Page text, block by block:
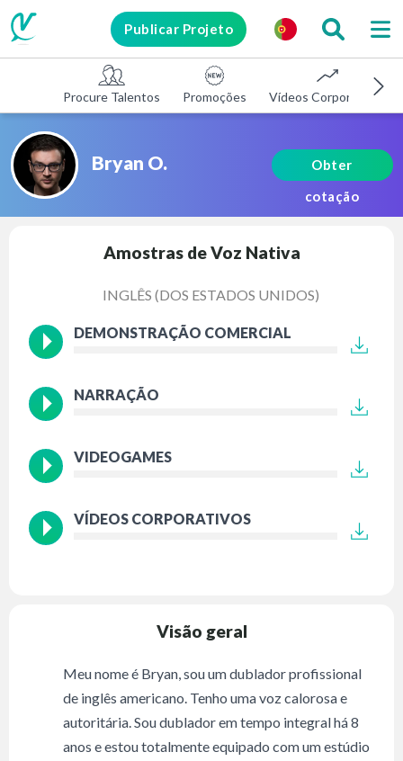
Publicar Projeto
Procure Talentos Promoções Vídeos Corporativos
Bryan O.
Obter
cotação
Amostras de Voz Nativa
INGLÊS (DOS ESTADOS UNIDOS)
DEMONSTRAÇÃO COMERCIAL
NARRAÇÃO
VIDEOGAMES
VÍDEOS CORPORATIVOS
Visão geral
Meu nome é Bryan, sou um dublador profissional
de inglês americano. Tenho uma voz calorosa e
autoritária. Sou dublador em tempo integral há 8
anos e estou totalmente equipado com um estúdio